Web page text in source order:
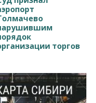
торгов